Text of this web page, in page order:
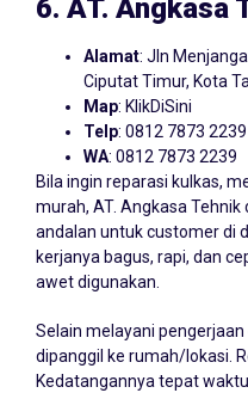
6. AT. Angkasa
Alamat: Jln
Ciputat Timur, Kota
Map: KlikDiSini
Telp: 0812 7873 2239
WA: 0812 7873 2239
Bila ingin reparasi kulkas,
murah, AT. Angkasa
andalan untuk customer di
kerjanya bagus, rapi, dan
awet digunakan.
Selain melayani
dipanggil ke rumah/lokasi.
Kedatangannya tepat